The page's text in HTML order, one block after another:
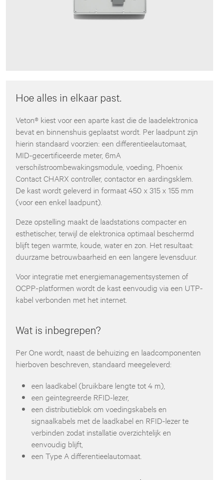
Hoe alles in elkaar past.
Veton® kiest voor een aparte kast die de laadelektronica
bevat en binnenshuis geplaatst wordt. Per laadpunt zijn
hierin standaard voorzien: een differentieelautomaat,
MID-gecertificeerde meter, 6mA
verschilstroombewakingsmodule, voeding, Phoenix
Contact CHARX controller, contactor en aardingsklem.
De kast wordt geleverd in formaat 450 x 315 x 155 mm
(voor een enkel laadpunt).
Deze opstelling maakt de laadstations compacter en
esthetischer, terwijl de elektronica optimaal beschermd
blijft tegen warmte, koude, water en zon. Het resultaat:
duurzame betrouwbaarheid en een langere levensduur.
Voor integratie met energiemanagementsystemen of
OCPP-platformen wordt de kast eenvoudig via een UTP-
kabel verbonden met het internet.
Wat is inbegrepen?
Per One wordt, naast de behuizing en laadcomponenten
hierboven beschreven, standaard meegeleverd:
een laadkabel (bruikbare lengte tot 4 m),
een geïntegreerde RFID-lezer,
een distributieblok om voedingskabels en
signaalkabels met de laadkabel en RFID-lezer te
verbinden zodat installatie overzichtelijk en
eenvoudig blijft,
een Type A differentieelautomaat.